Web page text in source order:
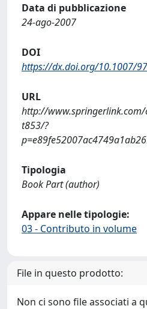
Data di pubblicazione
24-ago-2007
DOI
https://dx.doi.org/10.1007/
URL
http://
t853/?
Tipologia
Book Part (author)
Appare nelle tipologie:
03 - Contributo in volume
File in questo prodotto:
Non ci sono file associati a